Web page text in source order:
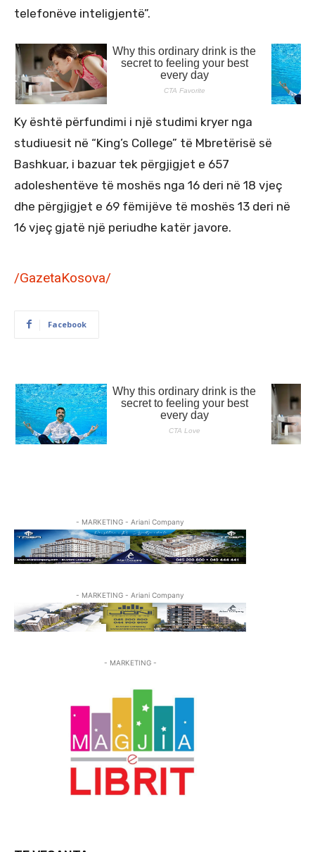
telefonëve inteligjentë”.
Ky është përfundimi i një studimi kryer nga
studiuesit në “King’s College” të Mbretërisë së
Bashkuar, i bazuar tek përgjigjet e 657
adoleshentëve të moshës nga 16 deri në 18 vjeç
dhe përgjigjet e 69 fëmijëve të moshës 13 deri në
16 vjeç gjatë një periudhe katër javore.
/GazetaKosova/
Facebook
- MARKETING - Ariani Company
- MARKETING - Ariani Company
- MARKETING -